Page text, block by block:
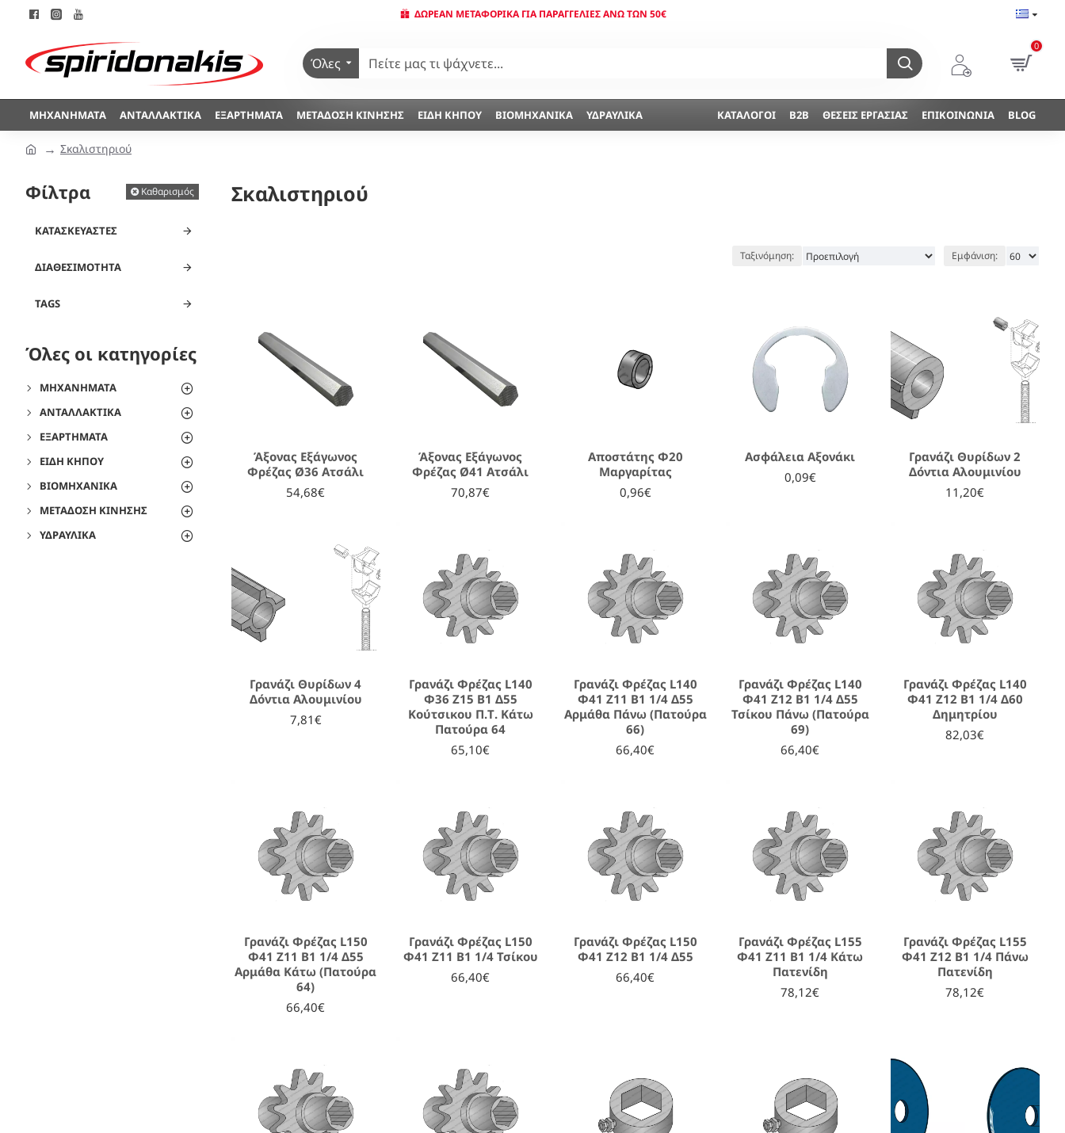
ΔΩΡΕΆΝ ΜΕΤΑΦΟΡΙΚΆ ΓΙΑ ΠΑΡΑΓΓΕΛΊΕΣ ΆΝΩ ΤΩΝ 50€
Όλες
0
ΜΗΧΑΝΉΜΑΤΑ ΑΝΤΑΛΛΑΚΤΙΚΆ ΕΞΑΡΤΉΜΑΤΑ ΜΕΤΆΔΟΣΗ ΚΊΝΗΣΗΣ ΕΊΔΗ ΚΉΠΟΥ ΒΙΟΜΗΧΑΝΙΚΆ ΥΔΡΑΥΛΙΚΆ ΚΑΤΆΛΟΓΟΙ B2B ΘΈΣΕΙΣ ΕΡΓΑΣΊΑΣ ΕΠΙΚΟΙΝΩΝΊΑ BLOG
Σκαλιστηριού
Φίλτρα Καθαρισμός
ΚΑΤΑΣΚΕΥΑΣΤΈΣ
TAGS
ΔΙΑΘΕΣΙΜΌΤΗΤΑ
Όλες οι κατηγορίες
ΜΗΧΑΝΉΜΑΤΑ
ΑΝΤΑΛΛΑΚΤΙΚΆ
ΕΞΑΡΤΉΜΑΤΑ
ΕΊΔΗ ΚΉΠΟΥ
ΒΙΟΜΗΧΑΝΙΚΆ
ΜΕΤΆΔΟΣΗ ΚΊΝΗΣΗΣ
ΥΔΡΑΥΛΙΚΆ
Σκαλιστηριού
Ταξινόμηση: Εμφάνιση:
Άξονας Εξάγωνος
Φρέζας Ø36 Ατσάλι
54,68€
Άξονας Εξάγωνος
Φρέζας Ø41 Ατσάλι
70,87€
Αποστάτης Φ20
Μαργαρίτας
0,96€
Ασφάλεια Αξονάκι
0,09€
Γρανάζι Θυρίδων 2
Δόντια Αλουμινίου
11,20€
Γρανάζι Θυρίδων 4
Δόντια Αλουμινίου
7,81€
Γρανάζι Φρέζας L140
Φ36 Ζ15 Β1 Δ55
Κούτσικου Π.Τ. Κάτω
Πατούρα 64
65,10€
Γρανάζι Φρέζας L140
Φ41 Z11 B1 1/4 Δ55
Αρμάθα Πάνω (Πατούρα
66)
66,40€
Γρανάζι Φρέζας L140
Φ41 Ζ12 Β1 1/4 Δ55
Τσίκου Πάνω (Πατούρα
69)
66,40€
Γρανάζι Φρέζας L140
Φ41 Ζ12 Β1 1/4 Δ60
Δημητρίου
82,03€
Γρανάζι Φρέζας L150
Φ41 Ζ11 Β1 1/4 Δ55
Αρμάθα Κάτω (Πατούρα
64)
66,40€
Γρανάζι Φρέζας L150
Φ41 Ζ11 Β1 1/4 Τσίκου
66,40€
Γρανάζι Φρέζας L150
Φ41 Ζ12 Β1 1/4 Δ55
66,40€
Γρανάζι Φρέζας L155
Φ41 Ζ11 B1 1/4 Κάτω
Πατενίδη
78,12€
Γρανάζι Φρέζας L155
Φ41 Ζ12 Β1 1/4 Πάνω
Πατενίδη
78,12€